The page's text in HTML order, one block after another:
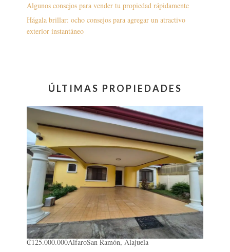
Algunos consejos para vender tu propiedad rápidamente
Hágala brillar: ocho consejos para agregar un atractivo
exterior instantáneo
ÚLTIMAS PROPIEDADES
₡125.000.000AlfaroSan Ramón, Alajuela